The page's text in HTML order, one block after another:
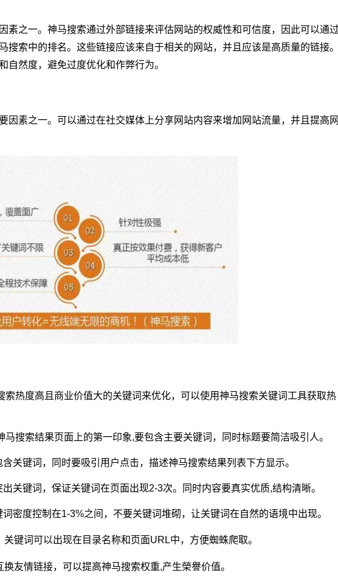
素之一。神马搜索通过外部链接来评估网站的权威性和可信度，因此可以通
搜索中的排名。这些链接应该来自于相关的网站，并且应该是高质量的链接
自然度，避免过度优化和作弊行为。
因素之一。可以通过在社交媒体上分享网站内容来增加网站流量，并且提高
索热度高且商业价值大的关键词来优化，可以使用神马搜索关键词工具获取热
马搜索结果页面上的第一印象,要包含主要关键词，同时标题要简洁吸引人。
关键词，同时要吸引用户点击，描述神马搜索结果列表下方显示。
关键词，保证关键词在页面出现2-3次。同时内容要真实优质,结构清晰。
密度控制在1-3%之间，不要关键词堆砌，让关键词在自然的语境中出现。
关键词可以出现在目录名称和页面URL中，方便蜘蛛爬取。
友情链接，可以提高神马搜索权重,产生榮譽价值。